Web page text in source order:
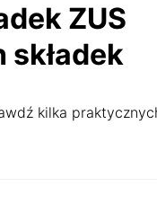
ZUS
kilka